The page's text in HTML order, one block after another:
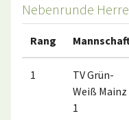
Nebenrunde
Rang
1
TV Grün-
Weiß Mainz
1